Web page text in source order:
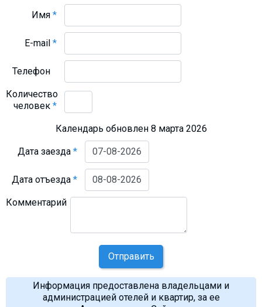
Имя*
E-mail*
Телефон
Количество
человек*
Календарь обновлен 8 марта 2026
Дата заезда*
Дата отъезда*
Комментарий
Отправить
Информация предоставлена владельцами и
администрацией отелей и квартир, за ее